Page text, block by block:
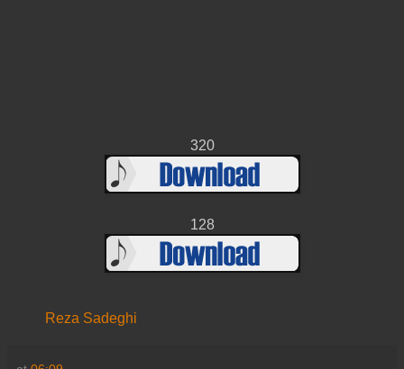
320
128
Reza Sadeghi